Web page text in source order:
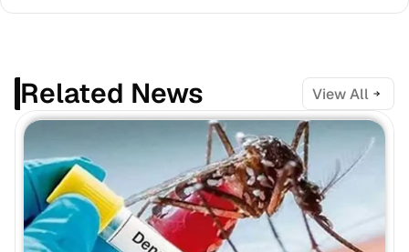
Related News View All